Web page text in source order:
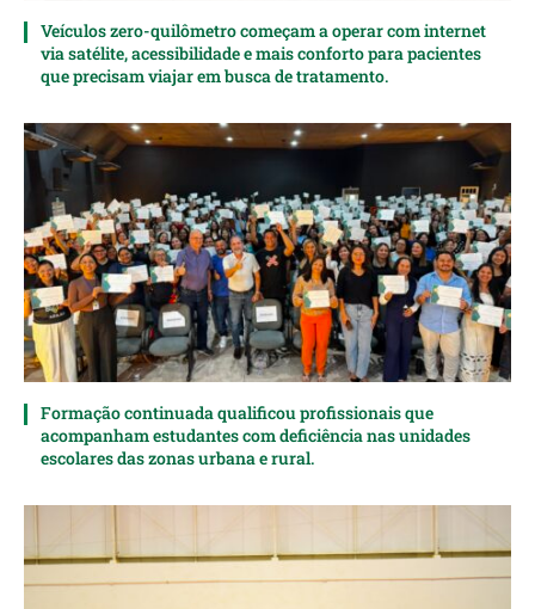
Veículos zero-quilômetro começam a operar com internet
via satélite, acessibilidade e mais conforto para pacientes
que precisam viajar em busca de tratamento.
Formação continuada qualificou profissionais que
acompanham estudantes com deficiência nas unidades
escolares das zonas urbana e rural.